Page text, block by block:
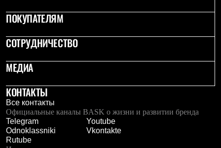
Шорты
Женская одежда
Куртки
Жилеты
Утепленная синтетикой
Брюки
Штормовая одежда
Куртки
Софтшелл одежда
Куртки
Брюки
Лёгкая одежда
ПОКУПАТЕЛЯМ
СОТРУДНИЧЕСТВО
МЕДИА
КОНТАКТЫ
Все контакты
Официальные каналы BASK о жизни и развитии бренда
Telegram
Youtube
Odnoklassniki
Vkontakte
Rutube